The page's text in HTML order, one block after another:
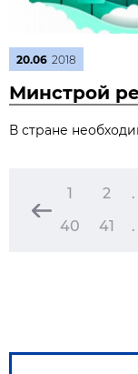
20.06 2018
Минстрой
В стране
1 2
40
41